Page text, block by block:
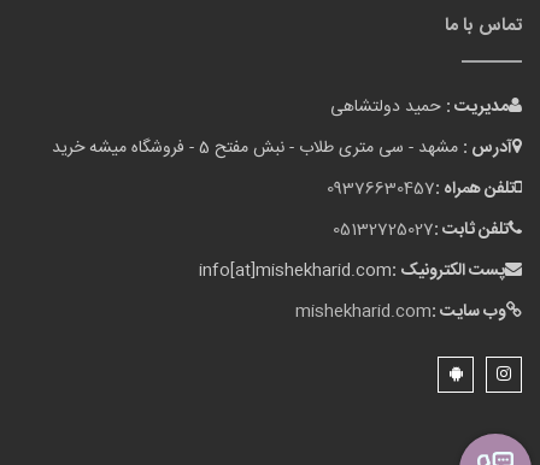
تماس با ما
مدیریت : حمید دولتشاهی
آدرس : مشهد - سی متری طلاب - نبش مفتح 5 - فروشگاه میشه خرید
تلفن همراه :09376630457
تلفن ثابت :05132725027
پست الکترونیک :info[at]mishekharid.com
وب سایت :mishekharid.com